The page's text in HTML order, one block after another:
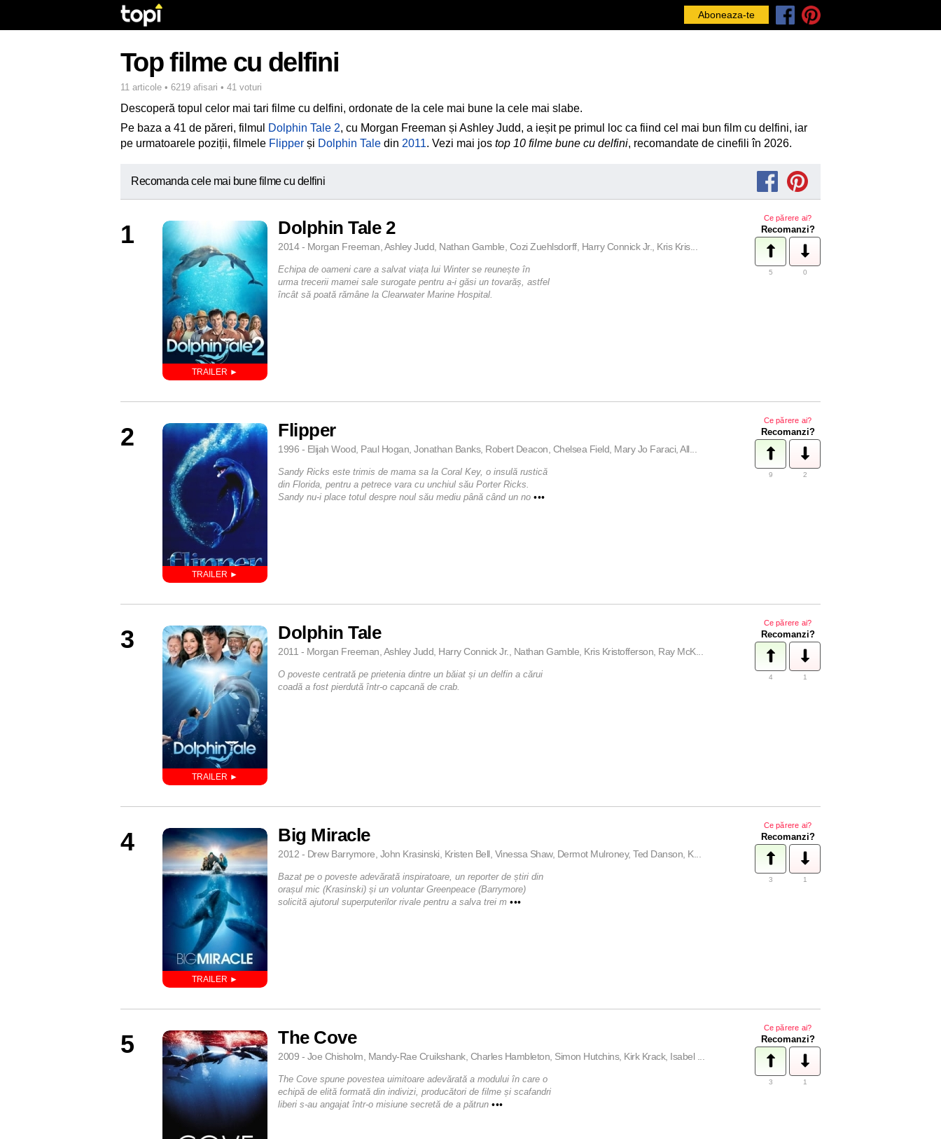
Aboneaza-te
Top filme cu delfini
11 articole • 6219 afisari • 41 voturi
Descoperă topul celor mai tari filme cu delfini, ordonate de la cele mai bune la cele mai slabe.
Pe baza a 41 de păreri, filmul
Dolphin Tale 2, cu Morgan Freeman și Ashley Judd, a ieșit pe primul loc ca fiind cel mai bun film cu delfini, iar
pe urmatoarele poziții, filmele Flipper și Dolphin Tale din 2011. Vezi mai jos top 10 filme bune cu delfini, recomandate de cinefili în 2026.
Recomanda cele mai bune filme cu delfini
1 Dolphin Tale 2
2014 - Morgan Freeman, Ashley Judd, Nathan Gamble, Cozi Zuehlsdorff, Harry Connick Jr., Kris Kris...
Ce părere ai?
Recomanzi?
5 0
Echipa de oameni care a salvat viața lui Winter se reunește în
urma trecerii mamei sale surogate pentru a-i găsi un tovarăș, astfel
încât să poată rămâne la Clearwater Marine Hospital.
2 Flipper
1996 - Elijah Wood, Paul Hogan, Jonathan Banks, Robert Deacon, Chelsea Field, Mary Jo Faraci, All...
Ce părere ai?
Recomanzi?
9 2
Sandy Ricks este trimis de mama sa la Coral Key, o insulă rustică
din Florida, pentru a petrece vara cu unchiul său Porter Ricks.
Sandy nu-i place totul despre noul său mediu până când un no •••
3 Dolphin Tale
2011 - Morgan Freeman, Ashley Judd, Harry Connick Jr., Nathan Gamble, Kris Kristofferson, Ray McK...
Ce părere ai?
Recomanzi?
4 1
O poveste centrată pe prietenia dintre un băiat și un delfin a cărui
coadă a fost pierdută într-o capcană de crab.
4 Big Miracle
2012 - Drew Barrymore, John Krasinski, Kristen Bell, Vinessa Shaw, Dermot Mulroney, Ted Danson, K...
Ce părere ai?
Recomanzi?
3 1
Bazat pe o poveste adevărată inspiratoare, un reporter de știri din
orașul mic (Krasinski) și un voluntar Greenpeace (Barrymore)
solicită ajutorul superputerilor rivale pentru a salva trei m •••
5 The Cove
2009 - Joe Chisholm, Mandy-Rae Cruikshank, Charles Hambleton, Simon Hutchins, Kirk Krack, Isabel ...
Ce părere ai?
Recomanzi?
3 1
The Cove spune povestea uimitoare adevărată a modului în care o
echipă de elită formată din indivizi, producători de filme și scafandri
liberi s-au angajat într-o misiune secretă de a pătrun •••